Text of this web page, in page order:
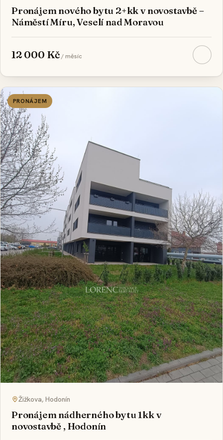
Pronájem nového bytu 2+kk v novostavbě –
Náměstí Míru, Veselí nad Moravou
12 000 Kč/ měsíc
PRONÁJEM
Žižkova, Hodonín
Pronájem nádherného bytu 1kk v
novostavbě , Hodonín